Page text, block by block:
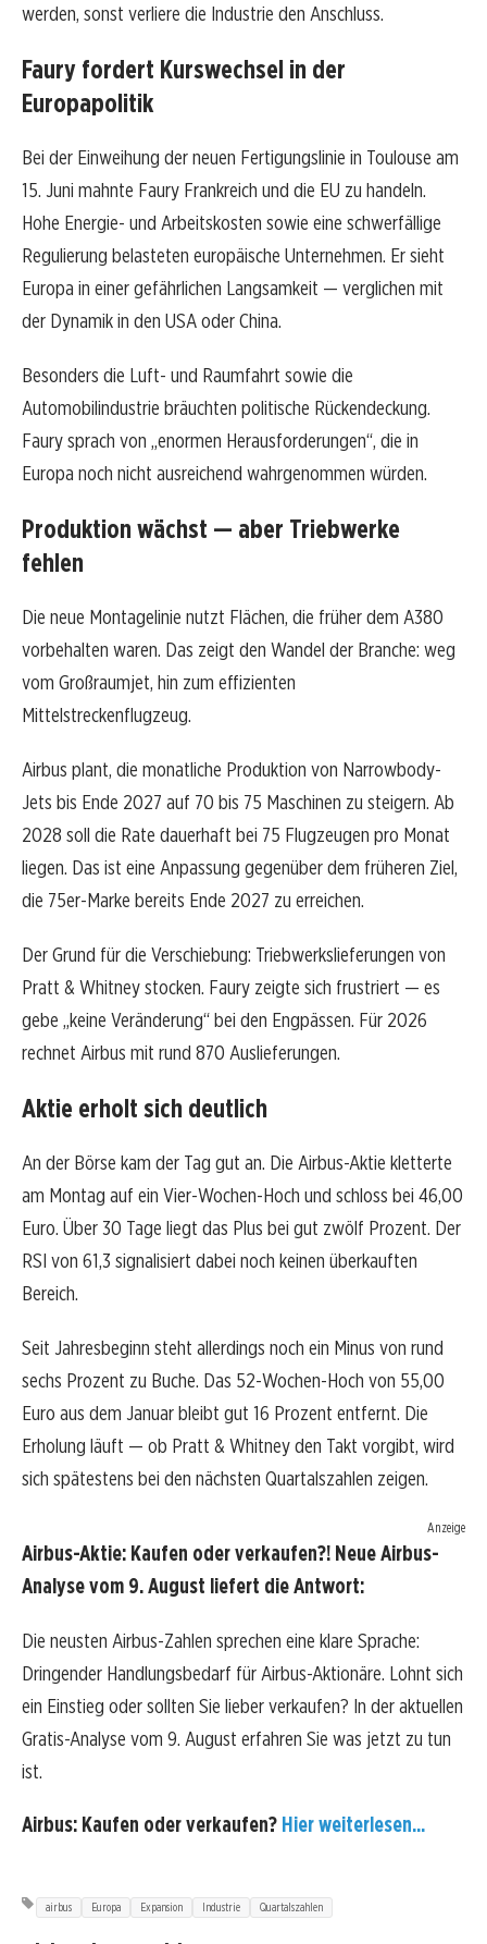
werden, sonst verliere die Industrie den Anschluss.
Faury fordert Kurswechsel in der
Europapolitik
Bei der Einweihung der neuen Fertigungslinie in Toulouse am
15. Juni mahnte Faury Frankreich und die EU zu handeln.
Hohe Energie- und Arbeitskosten sowie eine schwerfällige
Regulierung belasteten europäische Unternehmen. Er sieht
Europa in einer gefährlichen Langsamkeit — verglichen mit
der Dynamik in den USA oder China.
Besonders die Luft- und Raumfahrt sowie die
Automobilindustrie bräuchten politische Rückendeckung.
Faury sprach von „enormen Herausforderungen“, die in
Europa noch nicht ausreichend wahrgenommen würden.
Produktion wächst — aber Triebwerke
fehlen
Die neue Montagelinie nutzt Flächen, die früher dem A380
vorbehalten waren. Das zeigt den Wandel der Branche: weg
vom Großraumjet, hin zum effizienten
Mittelstreckenflugzeug.
Airbus plant, die monatliche Produktion von Narrowbody-
Jets bis Ende 2027 auf 70 bis 75 Maschinen zu steigern. Ab
2028 soll die Rate dauerhaft bei 75 Flugzeugen pro Monat
liegen. Das ist eine Anpassung gegenüber dem früheren Ziel,
die 75er-Marke bereits Ende 2027 zu erreichen.
Der Grund für die Verschiebung: Triebwerkslieferungen von
Pratt & Whitney stocken. Faury zeigte sich frustriert — es
gebe „keine Veränderung“ bei den Engpässen. Für 2026
rechnet Airbus mit rund 870 Auslieferungen.
Aktie erholt sich deutlich
An der Börse kam der Tag gut an. Die Airbus-Aktie kletterte
am Montag auf ein Vier-Wochen-Hoch und schloss bei 46,00
Euro. Über 30 Tage liegt das Plus bei gut zwölf Prozent. Der
RSI von 61,3 signalisiert dabei noch keinen überkauften
Bereich.
Seit Jahresbeginn steht allerdings noch ein Minus von rund
sechs Prozent zu Buche. Das 52-Wochen-Hoch von 55,00
Euro aus dem Januar bleibt gut 16 Prozent entfernt. Die
Erholung läuft — ob Pratt & Whitney den Takt vorgibt, wird
sich spätestens bei den nächsten Quartalszahlen zeigen.
Anzeige
Airbus-Aktie: Kaufen oder verkaufen?! Neue Airbus-
Analyse vom 9. August liefert die Antwort:
Die neusten Airbus-Zahlen sprechen eine klare Sprache:
Dringender Handlungsbedarf für Airbus-Aktionäre. Lohnt sich
ein Einstieg oder sollten Sie lieber verkaufen? In der aktuellen
Gratis-Analyse vom 9. August erfahren Sie was jetzt zu tun
ist.
Airbus: Kaufen oder verkaufen? Hier weiterlesen...
airbus Europa Expansion Industrie Quartalszahlen